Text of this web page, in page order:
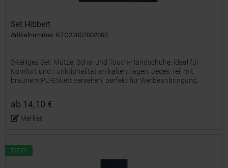
Set Hibbert
Artikelnummer: KTO22007002000
3-teiliges Set: Mütze, Schal und Touch-Handschuhe, ideal für
Komfort und Funktionalität an kalten Tagen. Jedes Teil mit
braunem PU-Etikett versehen, perfekt für Werbeanbringung.
ab 14,10 €
Merken
TIPP!